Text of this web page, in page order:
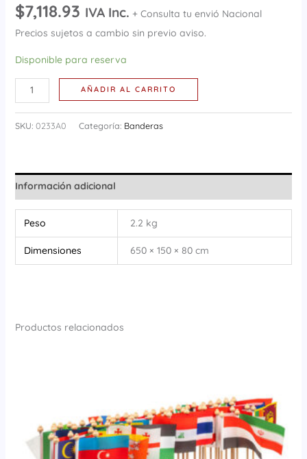
$7,118.93 IVA Inc. + Consulta tu envió Nacional
Precios sujetos a cambio sin previo aviso.
Disponible para reserva
AÑADIR AL CARRITO
SKU: 0233A0 Categoría: Banderas
Información adicional
Peso 2.2 kg
Dimensiones 650 × 150 × 80 cm
Productos relacionados